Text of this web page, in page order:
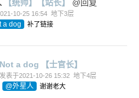
【统帅】 【站长】 @回复
10-25 16:54 地下3层
a dog 补了链接
Not a dog 【士官长】
发表于2021-10-26 15:32 地下4层
@外星人 谢谢老大